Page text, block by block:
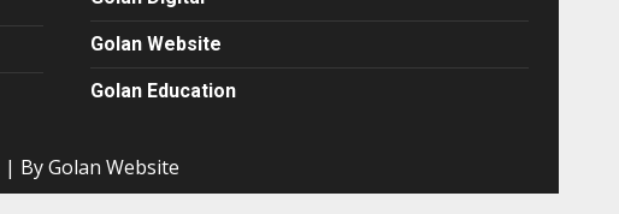
Golan Website
Golan Education
| By Golan Website